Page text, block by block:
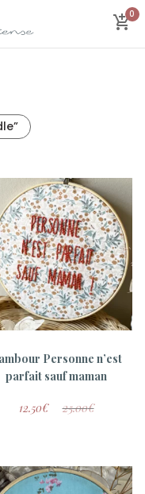
0
Personne n’est
parfait sauf maman
12.50€ 25.00€